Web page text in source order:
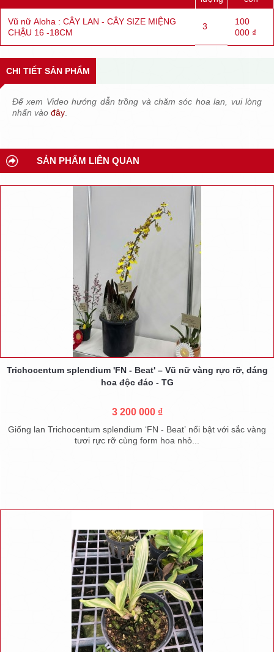
Vũ nữ Aloha : CÂY LAN - CÂY SIZE MIỆNG
CHẬU 16 -18CM
3
100
000 ₫
CHI TIẾT SẢN PHẨM
Để xem Video hướng dẫn trồng và chăm sóc hoa lan, vui lòng
nhấn vào đây
SẢN PHẨM LIÊN QUAN
Trichocentum splendium 'FN - Beat' – Vũ nữ vàng rực rỡ, dáng
hoa độc đáo - TG
3 200 000 ₫
Giống lan Trichocentum splendium ‘FN - Beat’ nổi bật với sắc vàng
tươi rực rỡ cùng form hoa nhỏ...